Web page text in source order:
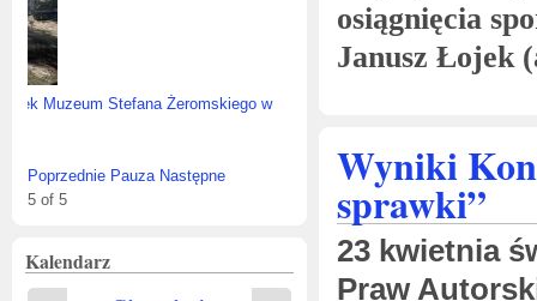
Poprzednie Pauza Następne
5 of 5
Kalendarz
osiągnięcia
Janusz Łojek
Wyniki
sprawki”
23 kwietnia
Praw